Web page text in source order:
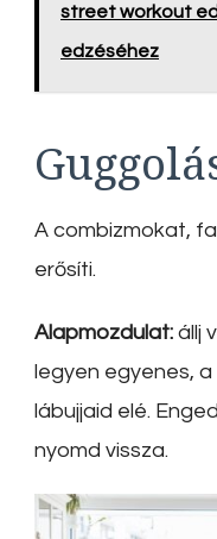
street workout
edzéséhez
A combizmokat,
erősíti.
Alapmozdulat: állj
legyen egyenes,
lábujjaid elé.
nyomd vissza.